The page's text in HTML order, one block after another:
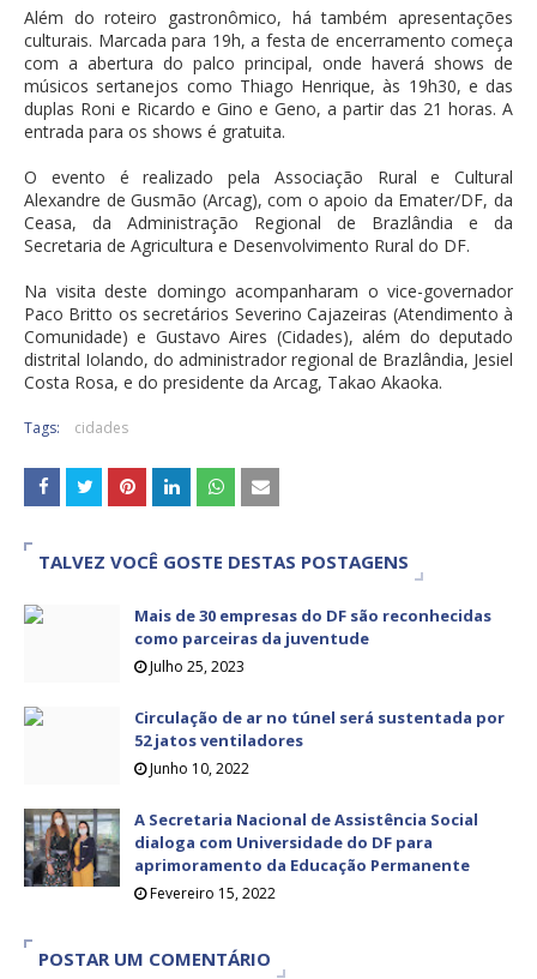
Além do roteiro gastronômico, há também apresentações
culturais. Marcada para 19h, a festa de encerramento começa
com a abertura do palco principal, onde haverá shows de
músicos sertanejos como Thiago Henrique, às 19h30, e das
duplas Roni e Ricardo e Gino e Geno, a partir das 21 horas. A
entrada para os shows é gratuita.
O evento é realizado pela Associação Rural e Cultural
Alexandre de Gusmão (Arcag), com o apoio da Emater/DF, da
Ceasa, da Administração Regional de Brazlândia e da
Secretaria de Agricultura e Desenvolvimento Rural do DF.
Na visita deste domingo acompanharam o vice-governador
Paco Britto os secretários Severino Cajazeiras (Atendimento à
Comunidade) e Gustavo Aires (Cidades), além do deputado
distrital Iolando, do administrador regional de Brazlândia, Jesiel
Costa Rosa, e do presidente da Arcag, Takao Akaoka.
Tags: cidades
TALVEZ VOCÊ GOSTE DESTAS POSTAGENS
Mais de 30 empresas do DF são reconhecidas
como parceiras da juventude
Julho 25, 2023
Circulação de ar no túnel será sustentada por
52 jatos ventiladores
Junho 10, 2022
A Secretaria Nacional de Assistência Social
dialoga com Universidade do DF para
aprimoramento da Educação Permanente
Fevereiro 15, 2022
POSTAR UM COMENTÁRIO